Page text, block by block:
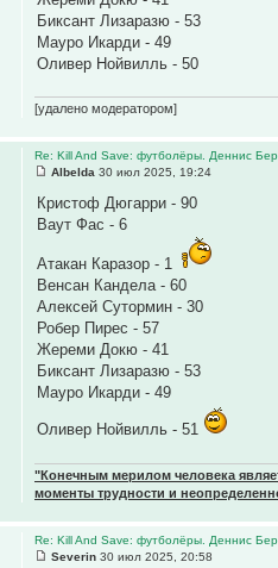
Биксант Лизаразю - 53
Мауро Икарди - 49
Оливер Нойвилль - 50
[удалено модератором]
Re: Kill And Save: футболёры. Деннис
Albelda 30 июл 2025, 19:24
Кристоф Дюгарри - 90
Ваут Фас - 6
Атакан Каразор - 1
Венсан Кандела - 60
Алексей Сутормин - 30
Робер Пирес - 57
Жереми Докю - 41
Биксант Лизаразю - 53
Мауро Икарди - 49
Оливер Нойвилль - 51
"Конечным мерилом человека
моменты трудности и
Re: Kill And Save: футболёры. Деннис
Severin 30 июл 2025, 20:58